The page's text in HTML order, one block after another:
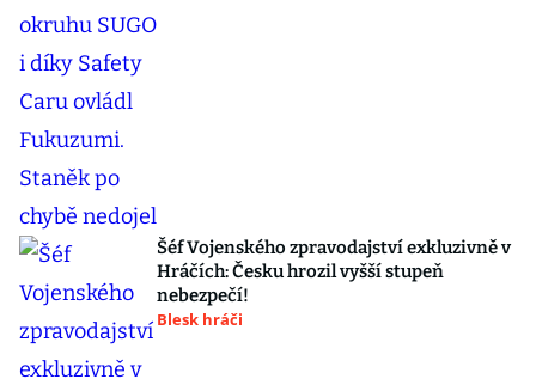
Šéf Vojenského zpravodajství exkluzivně v
Hráčích: Česku hrozil vyšší stupeň
nebezpečí!
Blesk hráči